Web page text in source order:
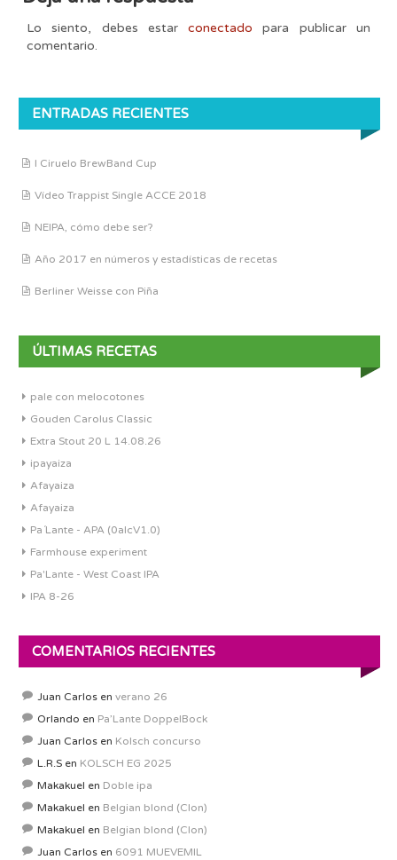
Lo siento, debes estarconectado para publicar un
comentario.
ENTRADAS RECIENTES
I Ciruelo BrewBand Cup
Vídeo Trappist Single ACCE 2018
NEIPA, cómo debe ser?
Año 2017 en números y estadísticas de recetas
Berliner Weisse con Piña
ÚLTIMAS RECETAS
pale con melocotones
Gouden Carolus Classic
Extra Stout 20 L 14.08.26
ipayaiza
Afayaiza
Afayaiza
Pa´Lante - APA (0alcV1.0)
Farmhouse experiment
Pa'Lante - West Coast IPA
IPA 8-26
COMENTARIOS RECIENTES
Juan Carlos en verano 26
Orlando en Pa’Lante DoppelBock
Juan Carlos en Kolsch concurso
L.R.S en KOLSCH EG 2025
Makakuel en Doble ipa
Makakuel en Belgian blond (Clon)
Makakuel en Belgian blond (Clon)
Juan Carlos en 6091 MUEVEMIL